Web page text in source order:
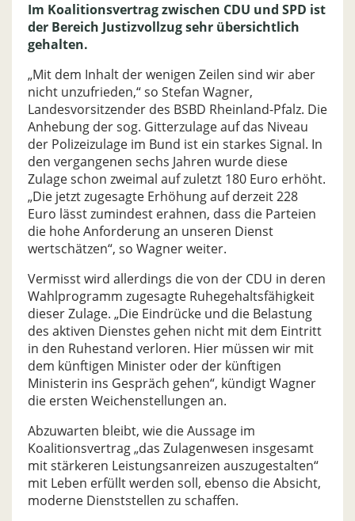
Im Koalitionsvertrag zwischen CDU und SPD ist
der Bereich Justizvollzug sehr übersichtlich
gehalten.
„Mit dem Inhalt der wenigen Zeilen sind wir aber
nicht unzufrieden,“ so Stefan Wagner,
Landesvorsitzender des BSBD Rheinland-Pfalz. Die
Anhebung der sog. Gitterzulage auf das Niveau
der Polizeizulage im Bund ist ein starkes Signal. In
den vergangenen sechs Jahren wurde diese
Zulage schon zweimal auf zuletzt 180 Euro erhöht.
„Die jetzt zugesagte Erhöhung auf derzeit 228
Euro lässt zumindest erahnen, dass die Parteien
die hohe Anforderung an unseren Dienst
wertschätzen“, so Wagner weiter.
Vermisst wird allerdings die von der CDU in deren
Wahlprogramm zugesagte Ruhegehaltsfähigkeit
dieser Zulage. „Die Eindrücke und die Belastung
des aktiven Dienstes gehen nicht mit dem Eintritt
in den Ruhestand verloren. Hier müssen wir mit
dem künftigen Minister oder der künftigen
Ministerin ins Gespräch gehen“, kündigt Wagner
die ersten Weichenstellungen an.
Abzuwarten bleibt, wie die Aussage im
Koalitionsvertrag „das Zulagenwesen insgesamt
mit stärkeren Leistungsanreizen auszugestalten“
mit Leben erfüllt werden soll, ebenso die Absicht,
moderne Dienststellen zu schaffen.